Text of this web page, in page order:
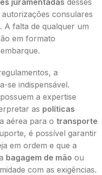
consulares
A falta de qualquer um
em formato
a
se indispensável.
possuem a expertise
as políticas
aérea para o transporte
é possível garantir
em ordem e que a
bagagem de mão ou
com as exigências.